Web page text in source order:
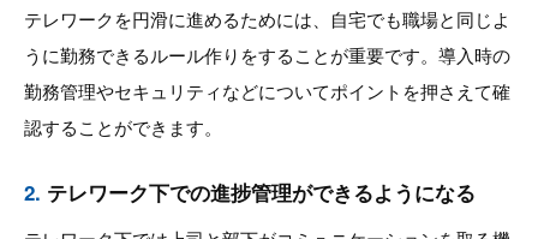
テレワークを円滑に進めるためには、自宅でも職場と同じよ
うに勤務できるルール作りをすることが重要です。導入時の
勤務管理やセキュリティなどについてポイントを押さえて確
認することができます。
2. テレワーク下での進捗管理ができるようになる